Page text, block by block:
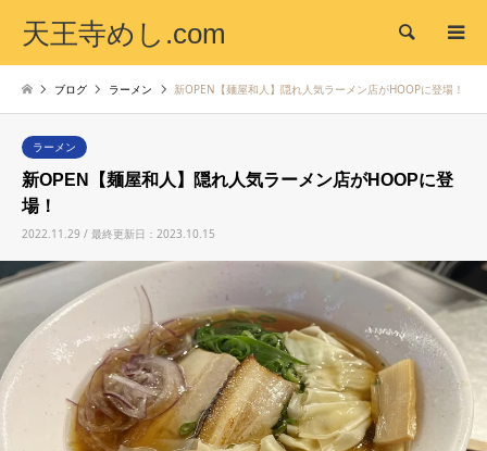
天王寺めし.com 検索
ブログ ラーメン 新OPEN【麺屋和人】隠れ人気ラーメン店がHOOPに登場！
ラーメン
新OPEN【麺屋和人】隠れ人気ラーメン店がHOOPに登
場！
2022.11.29 / 最終更新日：2023.10.15